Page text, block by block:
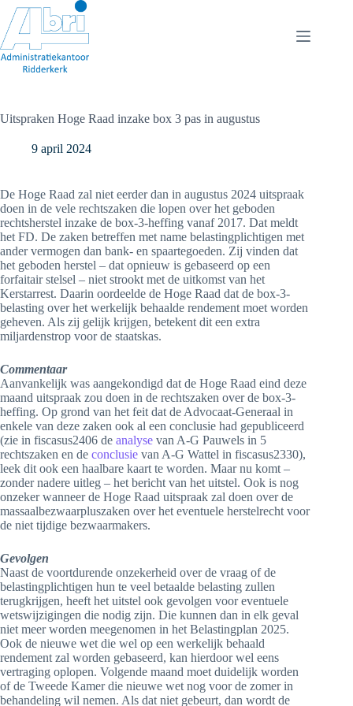
naar
de
inhoud
Uitspraken Hoge Raad inzake box 3 pas in augustus
9 april 2024
De Hoge Raad zal niet eerder dan in augustus 2024 uitspraak
doen in de vele rechtszaken die lopen over het geboden
rechtsherstel inzake de box-3-heffing vanaf 2017. Dat meldt
het FD. De zaken betreffen met name belastingplichtigen met
ander vermogen dan bank- en spaartegoeden. Zij vinden dat
het geboden herstel – dat opnieuw is gebaseerd op een
forfaitair stelsel – niet strookt met de uitkomst van het
Kerstarrest. Daarin oordeelde de Hoge Raad dat de box-3-
belasting over het werkelijk behaalde rendement moet worden
geheven. Als zij gelijk krijgen, betekent dit een extra
miljardenstrop voor de staatskas.
Commentaar
Aanvankelijk was aangekondigd dat de Hoge Raad eind deze
maand uitspraak zou doen in de rechtszaken over de box-3-
heffing. Op grond van het feit dat de Advocaat-Generaal in
enkele van deze zaken ook al een conclusie had gepubliceerd
(zie in fiscasus2406 de analyse van A-G Pauwels in 5
rechtszaken en de conclusie van A-G Wattel in fiscasus2330),
leek dit ook een haalbare kaart te worden. Maar nu komt –
zonder nadere uitleg – het bericht van het uitstel. Ook is nog
onzeker wanneer de Hoge Raad uitspraak zal doen over de
massaalbezwaarpluszaken over het eventuele herstelrecht voor
de niet tijdige bezwaarmakers.
Gevolgen
Naast de voortdurende onzekerheid over de vraag of de
belastingplichtigen hun te veel betaalde belasting zullen
terugkrijgen, heeft het uitstel ook gevolgen voor eventuele
wetswijzigingen die nodig zijn. Die kunnen dan in elk geval
niet meer worden meegenomen in het Belastingplan 2025.
Ook de nieuwe wet die wel op een werkelijk behaald
rendement zal worden gebaseerd, kan hierdoor wel eens
vertraging oplopen. Volgende maand moet duidelijk worden
of de Tweede Kamer die nieuwe wet nog voor de zomer in
behandeling wil nemen. Als dat niet gebeurt, dan wordt de